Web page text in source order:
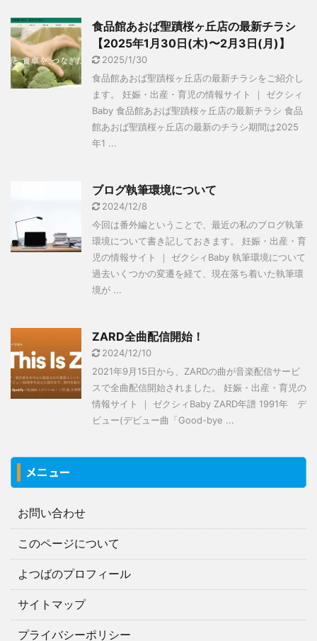
食品館あおば聖蹟桜ヶ丘店の最新チラシ
【2025年1月30日(木)〜2月3日(月)】
2025/1/30
食品館あおば聖蹟桜ヶ丘店の最新チラシをご紹介し
ます。 妊娠・出産・育児の情報サイト ｜ ゼクシィ
Baby 食品館あおば聖蹟桜ヶ丘店の最新チラシ 食品
館あおば聖蹟桜ヶ丘店の最新のチラシ期間は2025
年1 ...
ブログ執筆環境について
2024/12/8
今回は番外編ということで、最近の私のブログ執筆
環境について書き記しておきます。 妊娠・出産・育
児の情報サイト ｜ ゼクシィBaby 執筆環境について
過去いくつかの変遷を経て、現在落ち着いた執筆環
境が ...
ZARD全曲配信開始！
2024/12/10
2021年9月15日から、ZARDの曲が音楽配信サービ
スで全曲配信開始されました。 妊娠・出産・育児の
情報サイト ｜ ゼクシィBaby ZARD年譜 1991年 デ
ビュー(デビュー曲「Good-bye ...
メニュー
お問い合わせ
このページについて
よつばのプロフィール
サイトマップ
プライバシーポリシー